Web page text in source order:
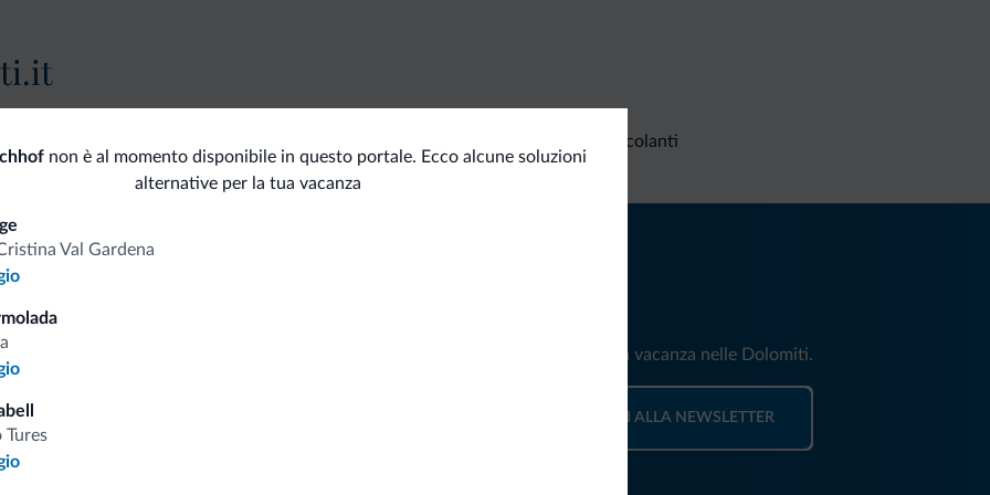
non è al momento disponibile in questo portale. Ecco alcune soluzioni
alternative per la tua vacanza
Val Gardena
Tures
Richieste non vincolanti
Riceverai informazioni, offerte esclusive e news per la tua vacanza nelle Dolomiti.
ISCRIVITI ALLA NEWSLETTER